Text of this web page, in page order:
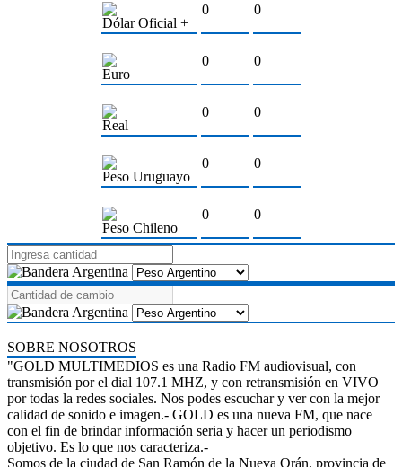
Dólar Oficial +
0 0
Euro
0 0
Real
0 0
Peso Uruguayo
0 0
Peso Chileno
0 0
SOBRE NOSOTROS
"GOLD MULTIMEDIOS es una Radio FM audiovisual, con
transmisión por el dial 107.1 MHZ, y con retransmisión en VIVO
por todas la redes sociales. Nos podes escuchar y ver con la mejor
calidad de sonido e imagen.- GOLD es una nueva FM, que nace
con el fin de brindar información seria y hacer un periodismo
objetivo. Es lo que nos caracteriza.-
Somos de la ciudad de San Ramón de la Nueva Orán, provincia de